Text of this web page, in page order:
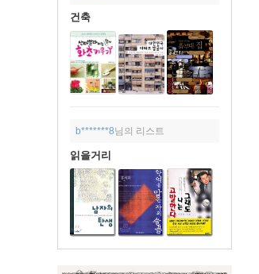
건축
b*******8님의 리스트
읽을거리